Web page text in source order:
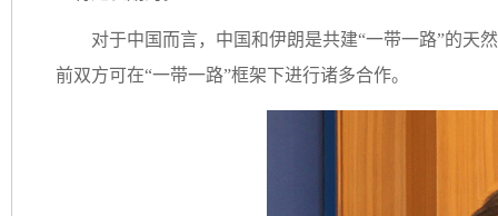
对于中国而言，中国和伊朗是共建“一带一路”的天
前双方可在“一带一路”框架下进行诸多合作。